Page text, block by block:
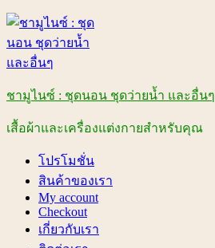
Skip
content
ชามูไนซ์ : ชุดนอน ชุดว่ายน้ำ และอื่นๆ
เสื้อผ้าและเครื่องแต่งกายสำหรับคุณ
โปรโมชั่น
สินค้าของเรา
My account
Checkout
เกี่ยวกับเรา